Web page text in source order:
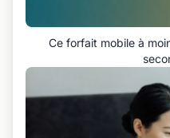
Ce forfait mobile à